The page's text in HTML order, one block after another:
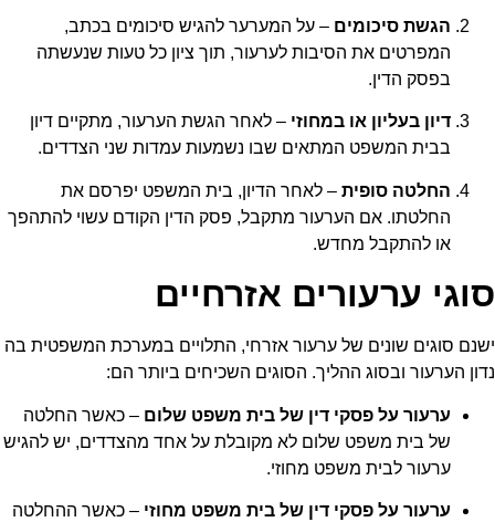
הגשת סיכומים – על המערער להגיש סיכומים בכתב,
המפרטים את הסיבות לערעור, תוך ציון כל טעות שנעשתה
בפסק הדין.
דיון בעליון או במחוזי – לאחר הגשת הערעור, מתקיים דיון
בבית המשפט המתאים שבו נשמעות עמדות שני הצדדים.
החלטה סופית – לאחר הדיון, בית המשפט יפרסם את
החלטתו. אם הערעור מתקבל, פסק הדין הקודם עשוי להתהפך
או להתקבל מחדש.
סוגי ערעורים אזרחיים
ישנם סוגים שונים של ערעור אזרחי, התלויים במערכת המשפטית בה
נדון הערעור ובסוג ההליך. הסוגים השכיחים ביותר הם:
ערעור על פסקי דין של בית משפט שלום – כאשר החלטה
של בית משפט שלום לא מקובלת על אחד מהצדדים, יש להגיש
ערעור לבית משפט מחוזי.
ערעור על פסקי דין של בית משפט מחוזי – כאשר ההחלטה